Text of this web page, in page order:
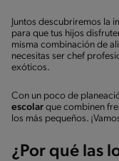
Juntos descubriremos la
para que tus hijos
misma combinación de
necesitas ser chef
exóticos.
Con un poco de
escolar que combinen
los más pequeños.
¿Por qué las